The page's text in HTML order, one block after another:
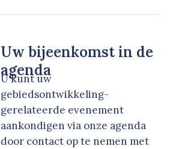
Uw bijeenkomst in de
agenda
U kunt uw
gebiedsontwikkeling-
gerelateerde evenement
aankondigen via onze agenda
door contact op te nemen met